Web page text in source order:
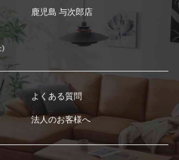
鹿児島 与次郎店
)
よくある質問
法人のお客様へ